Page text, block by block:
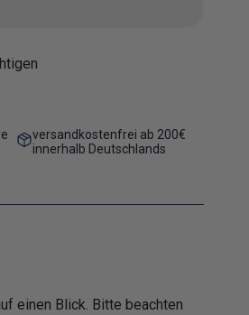
versandkostenfrei ab 200€
innerhalb Deutschlands
einen Blick. Bitte beachten